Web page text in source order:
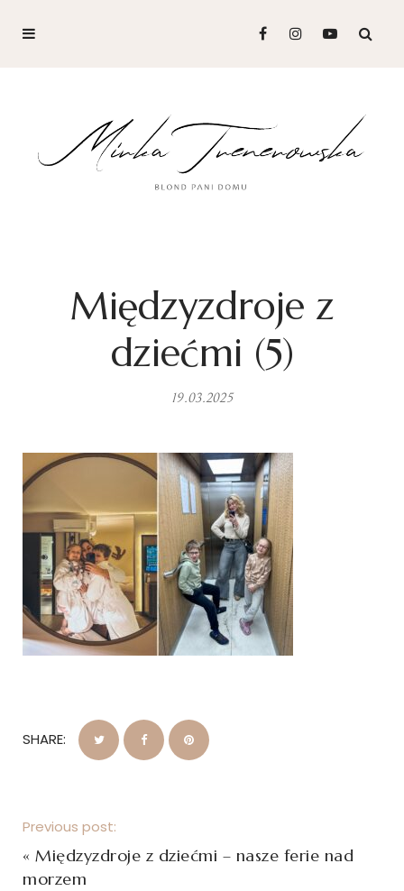
Międzyzdroje z
dziećmi (5)
19.03.2025
SHARE:
Previous post:
« Międzyzdroje z dziećmi – nasze ferie nad
morzem